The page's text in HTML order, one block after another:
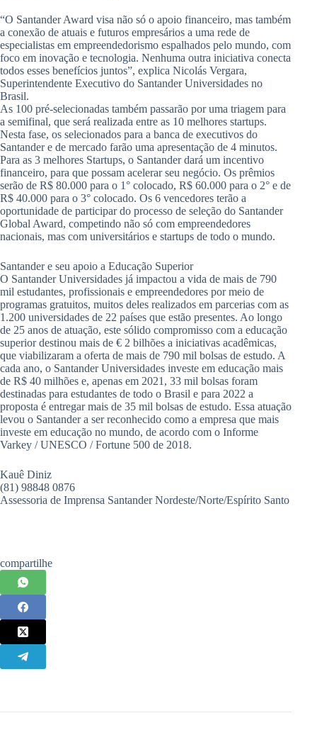
“O Santander Award visa não só o apoio financeiro, mas também
a conexão de atuais e futuros empresários a uma rede de
especialistas em empreendedorismo espalhados pelo mundo, com
foco em inovação e tecnologia. Nenhuma outra iniciativa conecta
todos esses benefícios juntos”, explica Nicolás Vergara,
Superintendente Executivo do Santander Universidades no
Brasil.
As 100 pré-selecionadas também passarão por uma triagem para
a semifinal, que será realizada entre as 10 melhores startups.
Nesta fase, os selecionados para a banca de executivos do
Santander e de mercado farão uma apresentação de 4 minutos.
Para as 3 melhores Startups, o Santander dará um incentivo
financeiro, para que possam acelerar seu negócio. Os prêmios
serão de R$ 80.000 para o 1° colocado, R$ 60.000 para o 2° e de
R$ 40.000 para o 3° colocado. Os 6 vencedores terão a
oportunidade de participar do processo de seleção do Santander
Global Award, competindo não só com empreendedores
nacionais, mas com universitários e startups de todo o mundo.
Santander e seu apoio a Educação Superior
O Santander Universidades já impactou a vida de mais de 790
mil estudantes, profissionais e empreendedores por meio de
programas gratuitos, muitos deles realizados em parcerias com as
1.200 universidades de 22 países que estão presentes. Ao longo
de 25 anos de atuação, este sólido compromisso com a educação
superior destinou mais de € 2 bilhões a iniciativas acadêmicas,
que viabilizaram a oferta de mais de 790 mil bolsas de estudo. A
cada ano, o Santander Universidades investe em educação mais
de R$ 40 milhões e, apenas em 2021, 33 mil bolsas foram
destinadas para estudantes de todo o Brasil e para 2022 a
proposta é entregar mais de 35 mil bolsas de estudo. Essa atuação
levou o Santander a ser reconhecido como a empresa que mais
investe em educação no mundo, de acordo com o Informe
Varkey / UNESCO / Fortune 500 de 2018.
Kauê Diniz
(81) 98848 0876
Assessoria de Imprensa Santander Nordeste/Norte/Espírito Santo
compartilhe